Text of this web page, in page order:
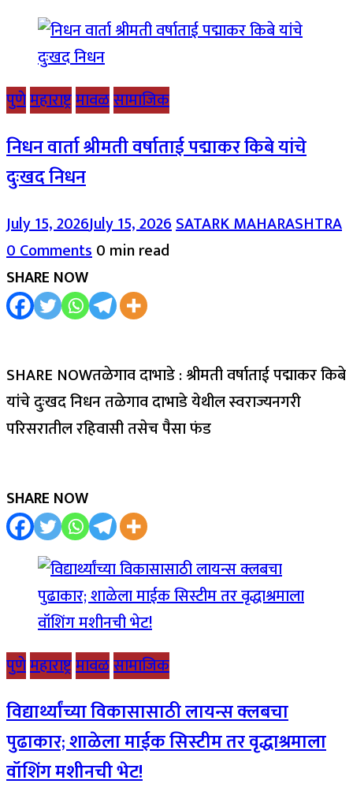
पुणेमहाराष्ट्रमावळसामाजिक
निधन वार्ता श्रीमती वर्षाताई पद्माकर किबे यांचे
दुःखद निधन
July 15, 2026July 15, 2026SATARK MAHARASHTRA
0 Comments0 min read
SHARE NOW
SHARE NOWतळेगाव दाभाडे : श्रीमती वर्षाताई पद्माकर किबे
यांचे दुःखद निधन तळेगाव दाभाडे येथील स्वराज्यनगरी
परिसरातील रहिवासी तसेच पैसा फंड
SHARE NOW
पुणेमहाराष्ट्रमावळसामाजिक
विद्यार्थ्यांच्या विकासासाठी लायन्स क्लबचा
पुढाकार; शाळेला माईक सिस्टीम तर वृद्धाश्रमाला
वॉशिंग मशीनची भेट!